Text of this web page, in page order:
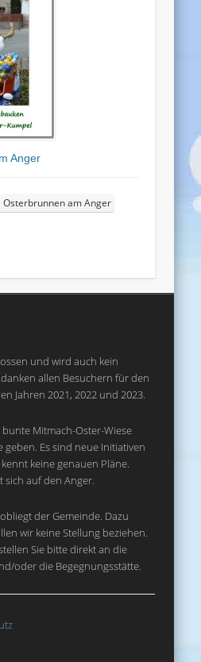
Anger
Osterbrunnen am Anger
und wird auch kein
allen Besuchern für den
Jahren 2021, 2022 und 2023.
Mitmach-Oster-Wiese
Es sind neue Initiativen
keine genauen Pläne.
sich auf den Anger.
der Gemeinde. Dazu
wir keine Stellung beziehen.
Sie bitte direkt an die
oder die Begegnungsstätte.